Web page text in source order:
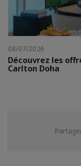
08/07/2026
Découvrez les
Carlton Doha